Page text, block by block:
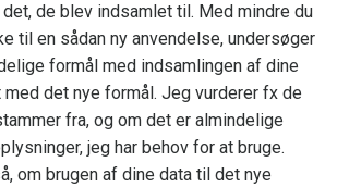
de blev indsamlet til. Med mindre du
til en sådan ny anvendelse, undersøger
formål med indsamlingen af dine
det nye formål. Jeg vurderer fx de
fra, og om det er almindelige
jeg har behov for at bruge.
om brugen af dine data til det nye